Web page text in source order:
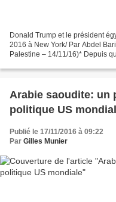
Donald Trump et le président
2016 à New York/ Par Abdel
Palestine – 14/11/16)* Depuis
Arabie saoudite: un
politique US
Publié le 17/11/2016 à 09:22
Par Gilles Munier